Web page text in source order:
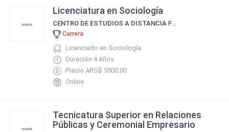
Licenciatura en Sociología
CENTRO DE ESTUDIOS A DISTANCIA FORMAR
Carrera
Licenciado en Sociología
Duración 4 Años
Precio ARS$ 5500.00
Online
Tecnicatura Superior en Relaciones
Públicas y Ceremonial Empresario